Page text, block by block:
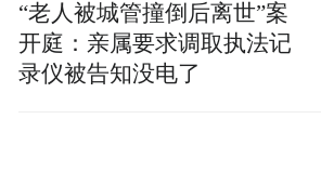
如果系统怀疑你想拿Claude
的AI模型，它甚至不会告诉
“老人被城管撞倒后离世”案
开庭：亲属要求调取执法记
录仪被告知没电了